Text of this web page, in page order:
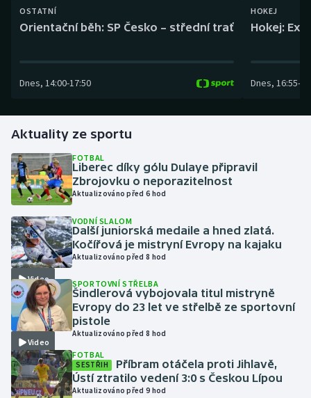
Curling
Florbal
Golf
Gymnastika
Házená
Jezdectví
Judo
Krasobruslení
Lezení
Lyže a snowboard
OSTATNÍ
Orientační běh: SP Česko – střední trať
Dnes, 14:00-17:50
HOKEJ
Hokej:
Dnes, 16:55-
Aktuality ze sportu
FOTBAL
Liberec díky gólu Dulaye připravil
Zbrojovku o neporazitelnost
Aktualizováno před 6 hod
Video
VODNÍ SLALOM
Další juniorská medaile a hned zlatá.
Kočířová je mistryní Evropy na kajaku
Aktualizováno před 8 hod
Video
SPORTOVNÍ STŘELBA
Šindlerová vybojovala titul mistryně
Evropy do 23 let ve střelbě ze sportovní
pistole
Aktualizováno před 8 hod
FOTBAL
SESTŘIH
Příbram otáčela proti Jihlavě,
Ústí ztratilo vedení 3:0 s Českou Lípou
Aktualizováno před 9 hod